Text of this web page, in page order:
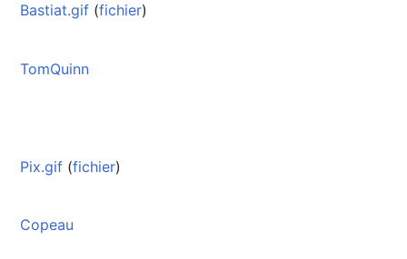
Bastiat.gif (fichier)
TomQuinn
Pix.gif (fichier)
Copeau